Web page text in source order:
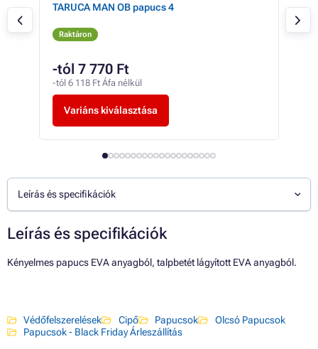
TARUCA MAN OB papucs 4
Raktáron
-tól 7 770 Ft
-tól 6 118 Ft Áfa nélkül
Variáns kiválasztása
Leírás és specifikációk
Leírás és specifikációk
Kényelmes papucs EVA anyagból, talpbetét lágyított EVA anyagból.
Védőfelszerelések Cipő Papucsok
Olcsó Papucsok
Papucsok - Black Friday Árleszállítás